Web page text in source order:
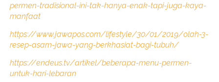
permen-tradisional-ini-tak-hanya-enak-tapi-juga-kaya-
manfaat
https://www.jawapos.com/lifestyle/30/01/2019/olah-3-
resep-asam-jawa-yang-berkhasiat-bagi-tubuh/
https://endeus.tv/artikel/beberapa-menu-permen-
untuk-hari-lebaran